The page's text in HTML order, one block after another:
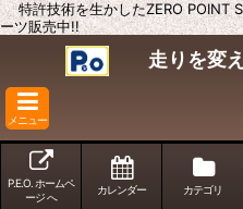
特許技術を生かしたZERO POINT
ーツ販売中!!
走りを変
メニュー
P.E.O. ホームペ
ージ へ
カレンダー カテゴリ